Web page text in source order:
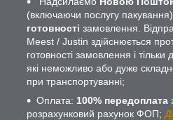
(включаючи послугу пакування)
готовності замовлення.
Meest / Justin здійснюється
готовності замовлення і
які неможливо або дуже
при транспортуванні;
Оплата: 100% передоплата
розрахунковий рахунок ФОП;